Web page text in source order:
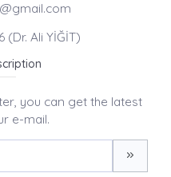
(Dr. Ali YİĞİT)
you can get the latest
e-mail.